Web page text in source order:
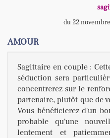
du 22
AMOUR
Sagittaire en couple :
séduction sera
concentrerez sur le
partenaire, plutôt que de
Vous bénéficierez d'un
probable qu'une
lentement et